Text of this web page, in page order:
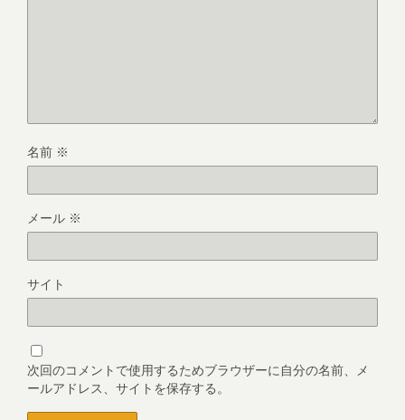
名前 ※
メール ※
サイト
次回のコメントで使用するためブラウザーに自分の名前、メ
ールアドレス、サイトを保存する。